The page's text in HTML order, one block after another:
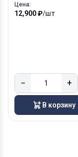
Цена:
12,900 ₽/шт
− +
В корзину